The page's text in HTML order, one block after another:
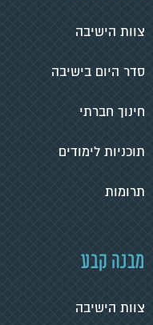
צוות הישיבה
סדר היום בישיבה
חינוך חברתי
תוכניות לימודים
תרומות
מבנה קבע
צוות הישיבה